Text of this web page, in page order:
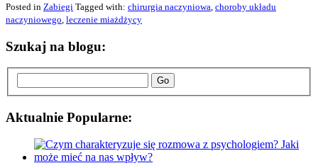
Posted in Zabiegi Tagged with: chirurgia naczyniowa choroby układu
naczyniowego leczenie miażdżycy
Szukaj na blogu:
Go
Aktualnie Popularne: